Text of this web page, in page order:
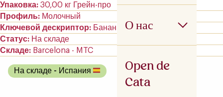
О нас
Open de
Cata
Упаковка 30,00 кг Грейн-про
Профиль
Молочный
Ключевой дескриптор
Банан
Статус
На складе
Складе
Barcelona - MTC
На складе - Испания